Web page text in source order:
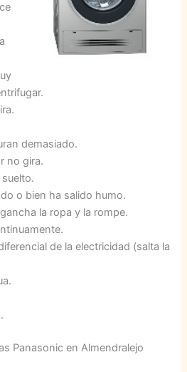
demasiado.
no gira.
o bien ha salido humo.
la ropa y la rompe.
de la electricidad (salta la
Panasonic en Almendralejo